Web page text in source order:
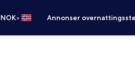
NOK• Annonser